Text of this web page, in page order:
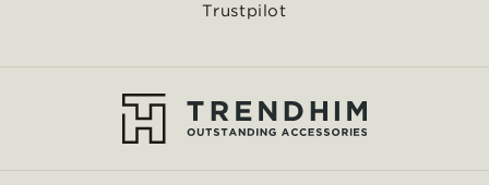
Trustpilot